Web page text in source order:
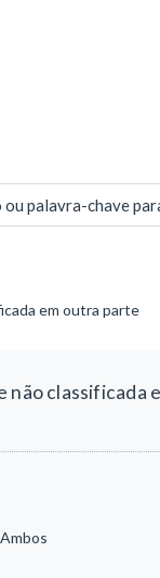
palavra-chave
em outra parte
não classificada
Ambos